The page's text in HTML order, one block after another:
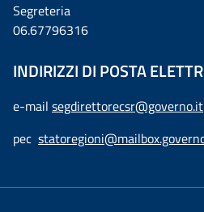
Segreteria
06.67796316
INDIRIZZI DI POSTA
e-mail segdirettorecsr@governo.it
pec